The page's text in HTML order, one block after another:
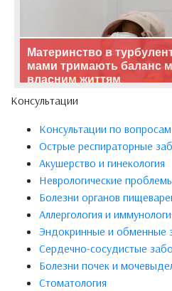
Материнство в
мами тримають баланс
власним життям
Консультации
Консультации по
Острые респираторные
Акушерство и гинекология
Неврологические
Болезни органов
Аллергология и
Эндокринные и обменные
Сердечно-сосудистые
Болезни почек и
Стоматология